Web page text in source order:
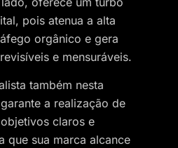
pois atenua a alta
orgânico e gera
e mensuráveis.
também nesta
a realização de
claros e
que sua marca alcance